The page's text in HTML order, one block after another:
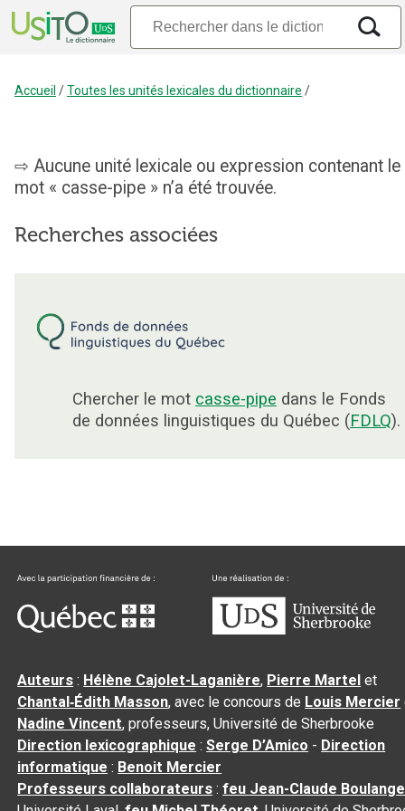
Accueil /Toutes les unités lexicales du dictionnaire /
Aucune unité lexicale ou expression contenant le
mot « casse-pipe » n’a été trouvée.
Recherches associées
Chercher le mot casse-pipe dans le Fonds
de données linguistiques du Québec (FDLQ).
Auteurs : Hélène Cajolet-Laganière, Pierre Martel et
Chantal‑Édith Masson, avec le concours de Louis Mercier
Nadine Vincent, professeurs, Université de Sherbrooke
Direction lexicographique :Serge D’Amico - Direction
informatique : Benoit Mercier
Professeurs collaborateurs :feu Jean-Claude